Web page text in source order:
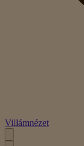
Villámnézet